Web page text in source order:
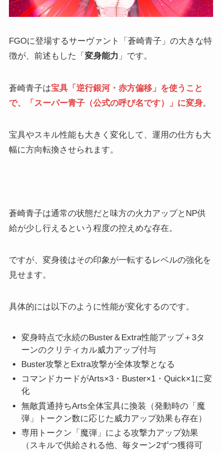
FGOに登場するサーヴァント「蒼崎青子」の大きな特
徴が、前述もした「 変身能力 」です。
蒼崎青子は宝具「逆行銀河・赤方偏移」を使うこと
で、「スーパー青子（公式の呼び名です）」に変身。
宝具やスキル性能も大きく変化して、運用の仕方も大
幅に方向転換させられます。
蒼崎青子は通常の状態だと味方の火力アップとNP供
給が少し行えるという程度の控えめな存在。
ですが、変身後はその印象が一転するレベルの強化を
見せます。
具体的には以下のように性能が変化するのです。
変身時点で永続のBuster＆Extra性能アップ＋3タ
ーンのクリティカル威力アップ付与
Buster攻撃とExtra攻撃が全体攻撃となる
コマンドカードがArts×3・Buster×1・Quick×1に変
化
無敵貫通持ちArts全体宝具に換装（発動時の「魔
弾」トークン数に応じた威力アップ効果も存在）
専用トークン「魔弾」による攻撃力アップ効果
（スキルで供給される他、毎ターン2ずつ獲得可